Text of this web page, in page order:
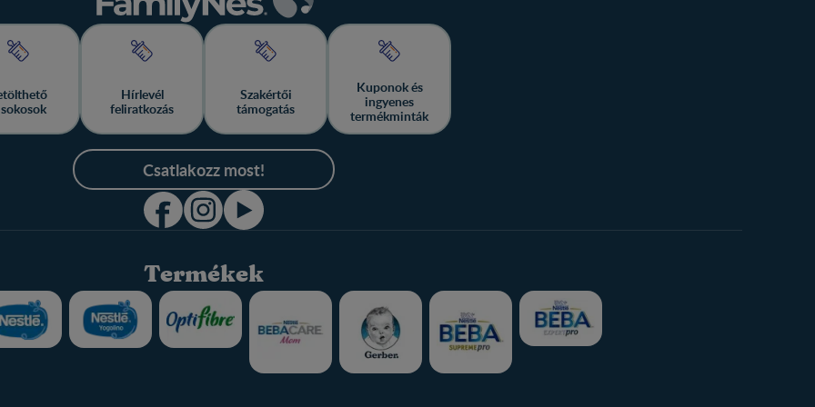
Hírlevél
feliratkozás
Szakértői
támogatás
Kuponok és
ingyenes
termékminták
Csatlakozz most!
Termékek